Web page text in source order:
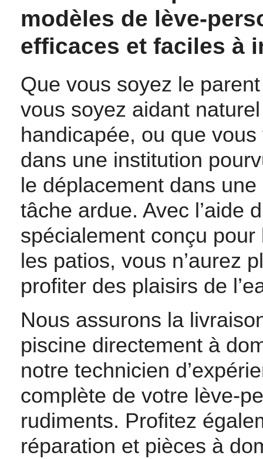
modèles de lève-
efficaces et faciles à
Que vous soyez le
vous soyez aidant
handicapée, ou que
dans une institution
le déplacement dans
tâche ardue. Avec l’aide
spécialement conçu
les patios, vous n’aurez
profiter des plaisirs de
Nous assurons la
piscine directement à
notre technicien
complète de votre lève-
rudiments. Profitez
réparation et pièces à